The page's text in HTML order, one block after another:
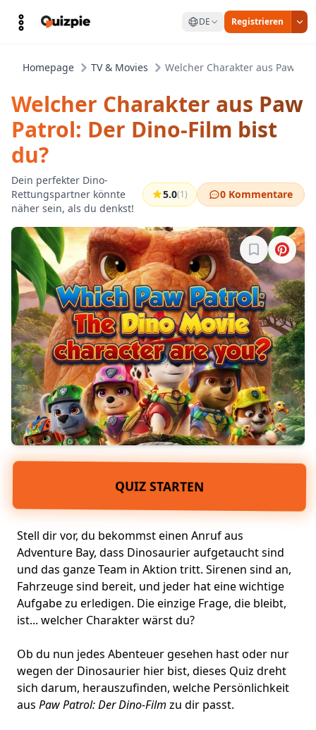
DE Registrieren
Homepage TV & Movies Welcher Charakter aus Paw
Welcher Charakter aus Paw
Patrol: Der Dino-Film bist
du?
Dein perfekter Dino-
Rettungspartner könnte
näher sein, als du denkst!
5.0(1) 0 Kommentare
Melde dich
QUIZ STARTEN
Stell dir vor, du bekommst einen Anruf aus
Adventure Bay, dass Dinosaurier aufgetaucht sind
und das ganze Team in Aktion tritt. Sirenen sind an,
Fahrzeuge sind bereit, und jeder hat eine wichtige
Aufgabe zu erledigen. Die einzige Frage, die bleibt,
ist... welcher Charakter wärst du?
Ob du nun jedes Abenteuer gesehen hast oder nur
wegen der Dinosaurier hier bist, dieses Quiz dreht
sich darum, herauszufinden, welche Persönlichkeit
aus Paw Patrol: Der Dino-Film zu dir passt.